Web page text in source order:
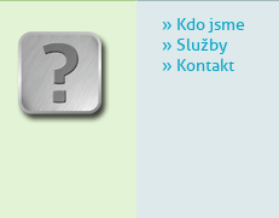
» Kdo jsme
» Služby
» Kontakt